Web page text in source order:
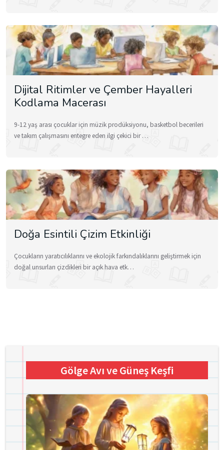
Dijital Ritimler ve Çember Hayalleri
Kodlama Macerası
9-12 yaş arası çocuklar için müzik prodüksiyonu, basketbol becerileri
ve takım çalışmasını entegre eden ilgi çekici bir …
Doğa Esintili Çizim Etkinliği
Çocukların yaratıcılıklarını ve ekolojik farkındalıklarını geliştirmek için
doğal unsurları çizdikleri bir açık hava etk…
Gölge Avı ve Güneş Keşfi